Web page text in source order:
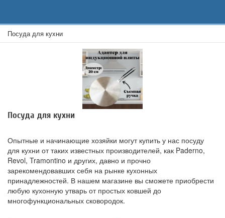
Посуда для кухни
Посуда для кухни
Опытные и начинающие хозяйки могут купить у нас посуду
для кухни от таких известных производителей, как Paderno,
Revol, Tramontino и других, давно и прочно
зарекомендовавших себя на рынке кухонных
принадлежностей. В нашем магазине вы сможете приобрести
любую кухонную утварь от простых ковшей до
многофункциональных сковородок.